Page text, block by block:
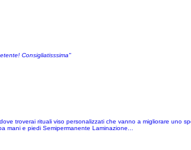
Consigliatisssima"
troverai rituali viso personalizzati che vanno a migliorare uno
mani e piedi Semipermanente Laminazione...